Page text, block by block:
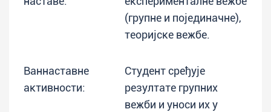
(групне и појединачне),
теоријске вежбе.
Ваннаставне
активности:
Студент сређује
резултате групних
вежби и уноси их у